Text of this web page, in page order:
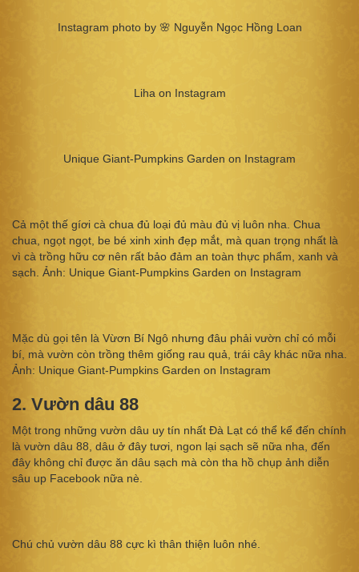
Instagram photo by 🌸 Nguyễn Ngọc Hồng Loan
Liha on Instagram
Unique Giant-Pumpkins Garden on Instagram
Cả một thế gíơi cà chua đủ loại đủ màu đủ vị luôn nha. Chua
chua, ngọt ngọt, be bé xinh xinh đẹp mắt, mà quan trọng nhất là
vì cà trồng hữu cơ nên rất bảo đảm an toàn thực phẩm, xanh và
sạch. Ảnh: Unique Giant-Pumpkins Garden on Instagram
Mặc dù gọi tên là Vừơn Bí Ngô nhưng đâu phải vườn chỉ có mỗi
bí, mà vườn còn trồng thêm giống rau quả, trái cây khác nữa nha.
Ảnh: Unique Giant-Pumpkins Garden on Instagram
2. Vườn dâu 88
Một trong những vườn dâu uy tín nhất Đà Lạt có thể kể đến chính
là vườn dâu 88, dâu ở đây tươi, ngon lại sạch sẽ nữa nha, đến
đây không chỉ được ăn dâu sạch mà còn tha hồ chụp ảnh diễn
sâu up Facebook nữa nè.
Chú chủ vườn dâu 88 cực kì thân thiện luôn nhé.